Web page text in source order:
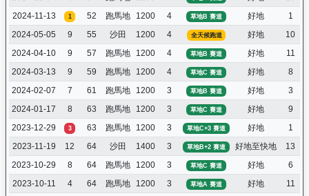
2024-11-13
1 52 跑馬地 1200 4 草地B 賽道 好地 1
2024-05-05
9 55 沙田 1200 4 全天候跑道 好地 10
2024-04-10
9 57 跑馬地 1200 4 草地B 賽道 好地 11
2024-03-13
9 59 跑馬地 1200 4 草地C 賽道 好地 8
2024-02-07
7 61 跑馬地 1200 3 草地B 賽道 好地 3
2024-01-17
8 63 跑馬地 1200 3 草地C 賽道 好地 9
2023-12-29
3 63 跑馬地 1200 3 草地C+3 賽道 好地 1
2023-11-19
12 64 沙田 1400 3 草地B+2 賽道 好地至快地 13
2023-10-29
8 64 跑馬地 1200 3 草地C 賽道 好地 6
2023-10-11
4 64 跑馬地 1200 3 草地A 賽道 好地 11